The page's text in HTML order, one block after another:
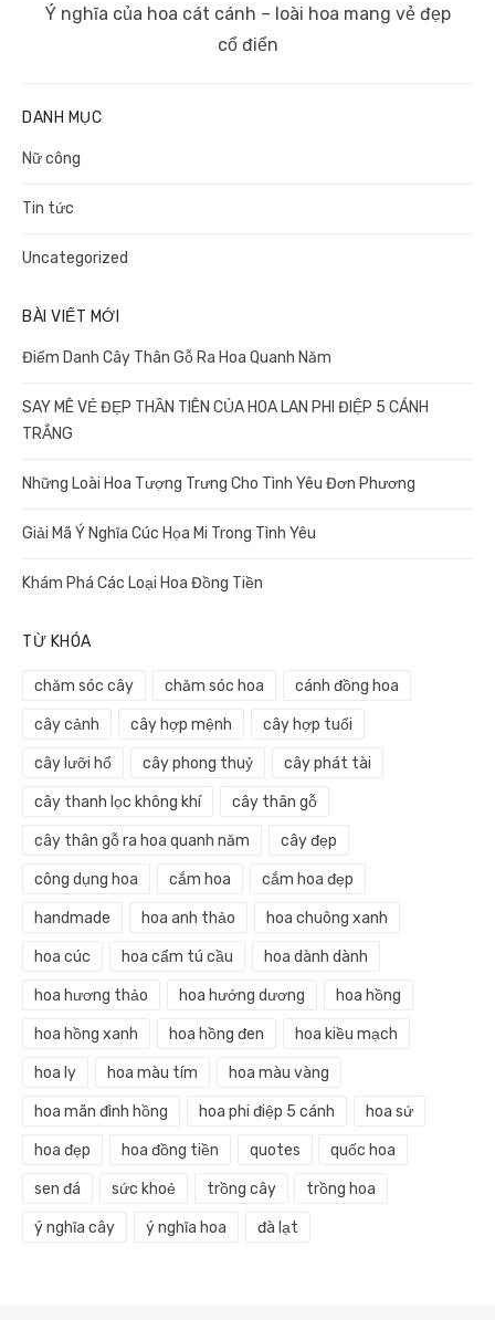
Next
Ý nghĩa của hoa cát cánh – loài hoa mang vẻ đẹp
cổ điển
DANH MỤC
Nữ công
Tin tức
Uncategorized
BÀI VIẾT MỚI
Điểm Danh Cây Thân Gỗ Ra Hoa Quanh Năm
SAY MÊ VẺ ĐẸP THẦN TIÊN CỦA HOA LAN PHI ĐIỆP 5 CÁNH
TRẮNG
Những Loài Hoa Tượng Trưng Cho Tình Yêu Đơn Phương
Giải Mã Ý Nghĩa Cúc Họa Mi Trong Tình Yêu
Khám Phá Các Loại Hoa Đồng Tiền
TỪ KHÓA
chăm sóc cây chăm sóc hoa cánh đồng hoa
cây cảnh cây hợp mệnh cây hợp tuổi
cây lưỡi hổ cây phong thuỷ cây phát tài
cây thanh lọc không khí cây thân gỗ
cây thân gỗ ra hoa quanh năm cây đẹp
công dụng hoa cắm hoa cắm hoa đẹp
handmade hoa anh thảo hoa chuông xanh
hoa cúc hoa cẩm tú cầu hoa dành dành
hoa hương thảo hoa hướng dương hoa hồng
hoa hồng xanh hoa hồng đen hoa kiều mạch
hoa ly hoa màu tím hoa màu vàng
hoa mãn đình hồng hoa phi điệp 5 cánh hoa sứ
hoa đẹp hoa đồng tiền quotes quốc hoa
sen đá sức khoẻ trồng cây trồng hoa
ý nghĩa cây ý nghĩa hoa đà lạt